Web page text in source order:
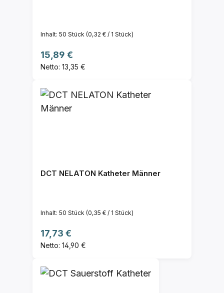
Inhalt: 50 Stück (0,32 € / 1 Stück)
Regulärer Preis:
15,89 €
Netto: 13,35 €
DCT NELATON Katheter Männer
Inhalt: 50 Stück (0,35 € / 1 Stück)
Regulärer Preis:
17,73 €
Netto: 14,90 €